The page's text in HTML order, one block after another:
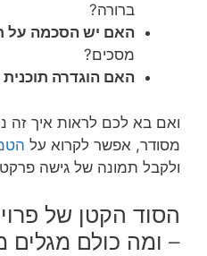
ברורה?
האם יש הסכמה על
מסכים?
האם הוגדרה
ואם בא לכם לראות איך זה
מסודר, אפשר לקרוא על
ולקבל תמונה של גישה
הסוד הקטן של
– ומה כולם מגלים